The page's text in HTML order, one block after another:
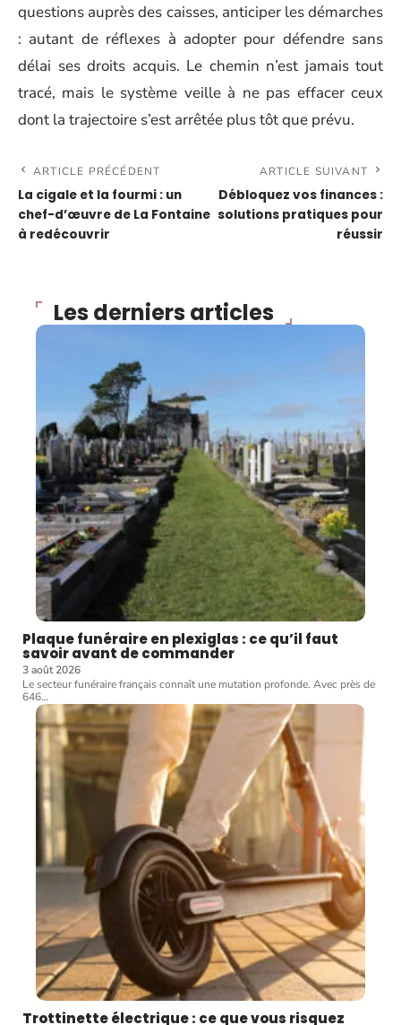
questions auprès des caisses, anticiper les démarches
: autant de réflexes à adopter pour défendre sans
délai ses droits acquis. Le chemin n’est jamais tout
tracé, mais le système veille à ne pas effacer ceux
dont la trajectoire s’est arrêtée plus tôt que prévu.
ARTICLE PRÉCÉDENT
La cigale et la fourmi : un
chef-d’œuvre de La Fontaine
à redécouvrir
ARTICLE SUIVANT
Débloquez vos finances :
solutions pratiques pour
réussir
Les derniers articles
Plaque funéraire en plexiglas : ce qu’il faut
savoir avant de commander
3 août 2026
Le secteur funéraire français connaît une mutation profonde. Avec près de
646…
Trottinette électrique : ce que vous risquez